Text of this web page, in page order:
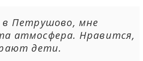
в Петрушово, мне
атмосфера. Нравится,
дети.